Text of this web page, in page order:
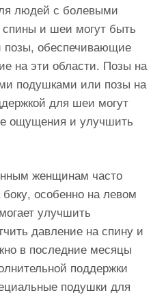
людей с болевыми
и шеи могут быть
обеспечивающие
на эти области. Позы на
подушками или позы на
для шеи могут
ощущения и улучшить
женщинам часто
особенно на левом
улучшить
давление на спину и
в последние месяцы
поддержки
подушки для